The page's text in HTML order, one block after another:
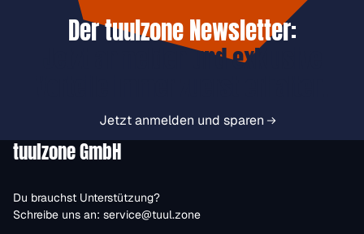
Der tuulzone Newsletter:
Jetzt anmelden und exklusive
Jetzt anmelden und sparen
tuulzone GmbH
Du brauchst Unterstützung?
Schreibe uns an: service@tuul.zone